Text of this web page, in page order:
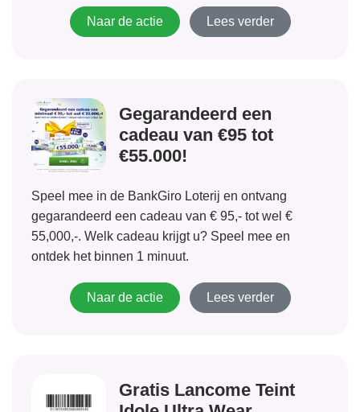
bedrijven banners...
Naar de actie Lees verder
Gegarandeerd een
cadeau van €95 tot
€55.000!
Speel mee in de BankGiro Loterij en ontvang
gegarandeerd een cadeau van € 95,- tot wel €
55,000,-. Welk cadeau krijgt u? Speel mee en
ontdek het binnen 1 minuut.
Naar de actie Lees verder
Gratis Lancome Teint